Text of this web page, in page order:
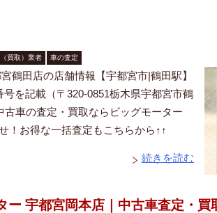
買取）業者 車の査定
鶴田店の店舗情報【宇都宮市|鶴田駅】
を記載（〒320-0851栃木県宇都宮市鶴
古車の査定・買取ならビッグモーター
！お得な一括査定もこちらから↑↑
続きを読む
ー 宇都宮岡本店｜中古車査定・買